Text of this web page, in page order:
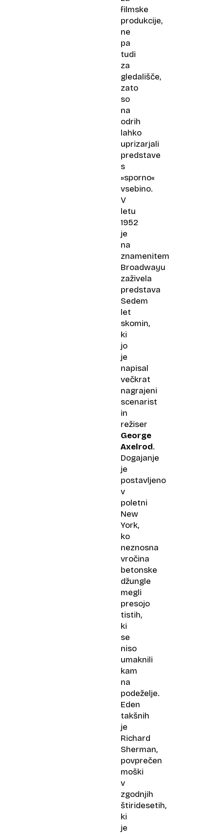
filmske
produkcije,
ne
pa
tudi
za
gledališče,
zato
so
na
odrih
lahko
uprizarjali
predstave
s
»sporno«
vsebino.
V
letu
1952
je
na
znamenitem
Broadwayu
zaživela
predstava
Sedem
let
skomin,
ki
jo
je
napisal
večkrat
nagrajeni
scenarist
in
režiser
George
Axelrod.
Dogajanje
je
postavljeno
v
poletni
New
York,
ko
neznosna
vročina
betonske
džungle
megli
presojo
tistih,
ki
se
niso
umaknili
kam
na
podeželje.
Eden
takšnih
je
Richard
Sherman,
povprečen
moški
v
zgodnjih
štiridesetih,
ki
je